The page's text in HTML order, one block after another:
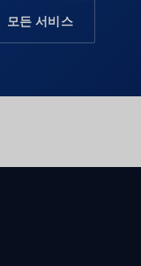
모든 서비스